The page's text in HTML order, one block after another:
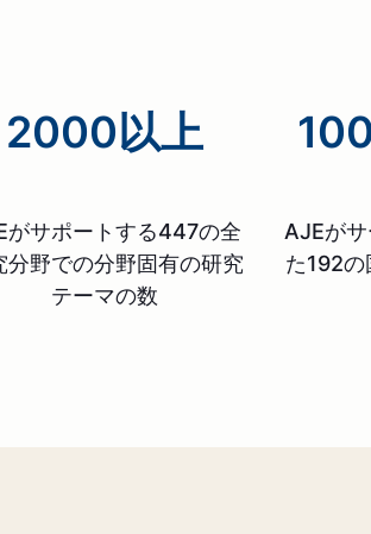
2000以上
がサポートする447の全
分野での分野固有の研究
テーマの数
AJEが
た192の